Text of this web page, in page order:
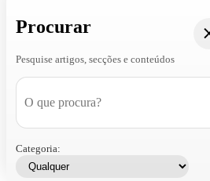
Procurar
Pesquise artigos, secções e conteúdos
Categoria: